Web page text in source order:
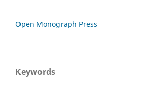
Open Monograph Press
Keywords